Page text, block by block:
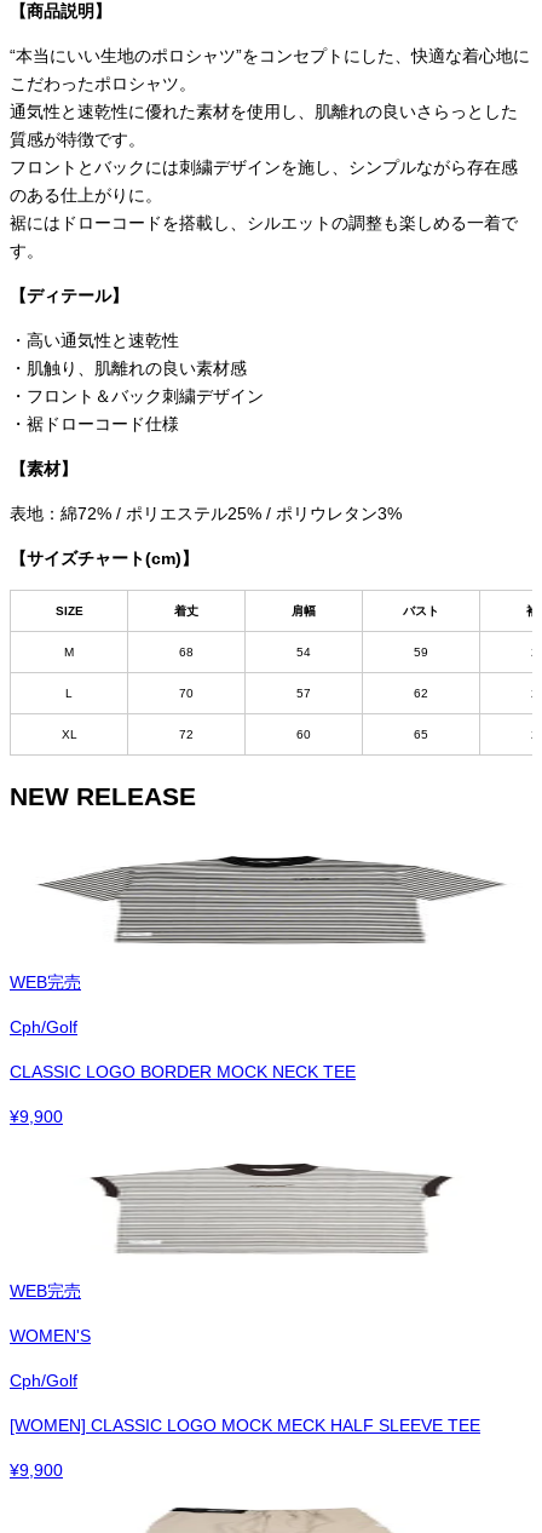
【商品説明】
“本当にいい生地のポロシャツ”をコンセプトにした、快適な着心地に
こだわったポロシャツ。
通気性と速乾性に優れた素材を使用し、肌離れの良いさらっとした
質感が特徴です。
フロントとバックには刺繍デザインを施し、シンプルながら存在感
のある仕上がりに。
裾にはドローコードを搭載し、シルエットの調整も楽しめる一着で
す。
【ディテール】
・高い通気性と速乾性
・肌触り、肌離れの良い素材感
・フロント＆バック刺繍デザイン
・裾ドローコード仕様
【素材】
表地：綿72% / ポリエステル25% / ポリウレタン3%
【サイズチャート(cm)】
SIZE 着丈 肩幅 バスト 袖
M 68 54 59
L 70 57 62
XL 72 60 65
NEW RELEASE
WEB完売
Cph/Golf
CLASSIC LOGO BORDER MOCK NECK TEE
¥9,900
WEB完売
WOMEN'S
Cph/Golf
[WOMEN] CLASSIC LOGO MOCK MECK HALF SLEEVE TEE
¥9,900